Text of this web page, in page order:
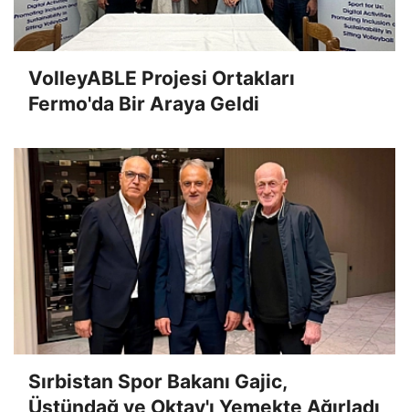
VolleyABLE Projesi Ortakları
Fermo'da Bir Araya Geldi
Sırbistan Spor Bakanı Gajic,
Üstündağ ve Oktay'ı Yemekte Ağırladı